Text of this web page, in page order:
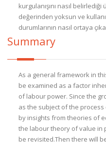
kurgulanışını nasıl
değerinden yoksun ve
durumlarının nasıl ortaya
Summary
As a general framework in
be examined as a factor
of labour power. Since the
as the subject of the
by insights from theories of
the labour theory of value in
be revisited.Then there will